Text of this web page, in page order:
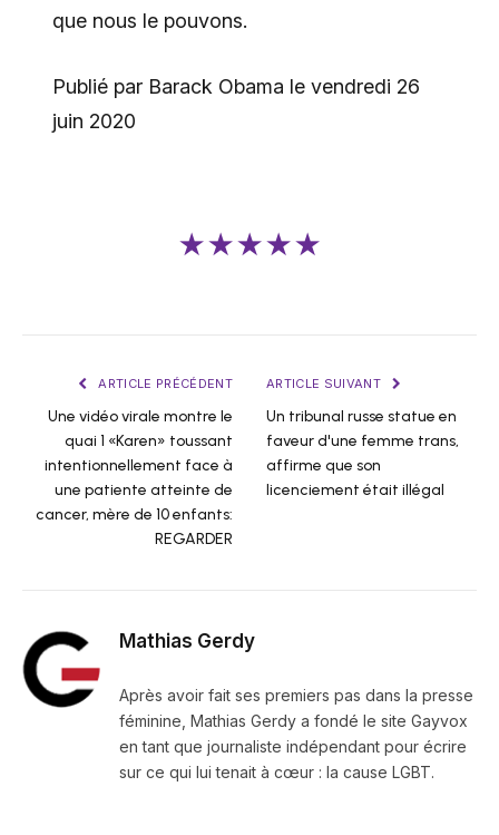
que nous le pouvons.
Publié par Barack Obama le vendredi 26
juin 2020
★★★★★
ARTICLE PRÉCÉDENT
Une vidéo virale montre le
quai 1 «Karen» toussant
intentionnellement face à
une patiente atteinte de
cancer, mère de 10 enfants:
REGARDER
ARTICLE SUIVANT
Un tribunal russe statue en
faveur d'une femme trans,
affirme que son
licenciement était illégal
Mathias Gerdy
Après avoir fait ses premiers pas dans la presse
féminine, Mathias Gerdy a fondé le site Gayvox
en tant que journaliste indépendant pour écrire
sur ce qui lui tenait à cœur : la cause LGBT.